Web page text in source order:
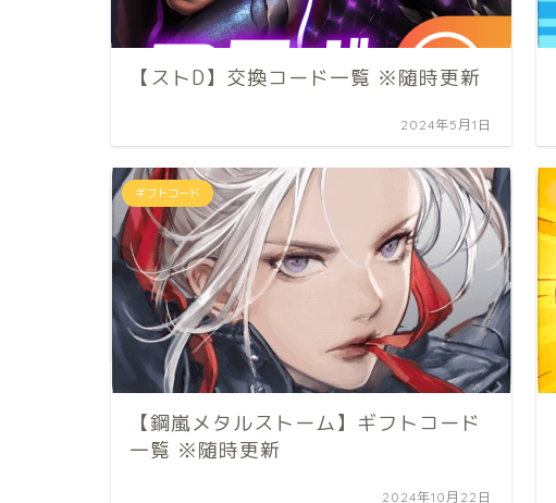
【ストD】交換コード一覧 ※随時更新
2024年5月1日
ギフトコード
【鋼嵐メタルストーム】ギフトコード
一覧 ※随時更新
2024年10月22日